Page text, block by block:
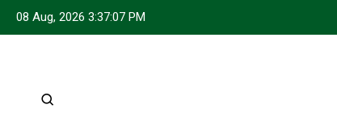
Skip
to
08 Aug, 2026 3:37:08 PM